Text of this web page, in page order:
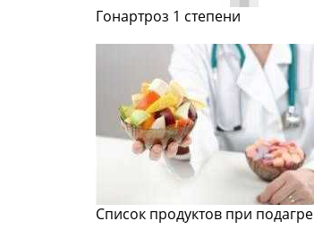
Гонартроз 1 степени
Список продуктов при подагре